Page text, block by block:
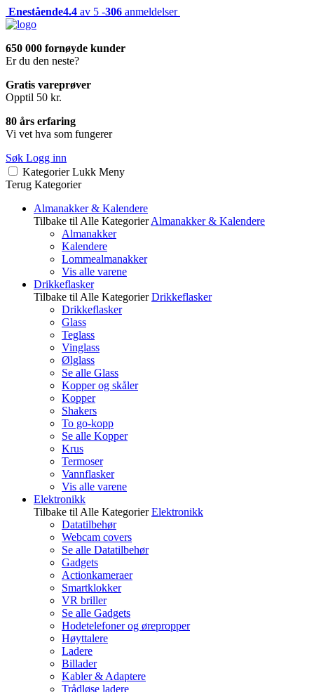
Enestående4.4 av 5 -306 anmeldelser
650 000 fornøyde kunder
Er du den neste?
Gratis vareprøver
Opptil 50 kr.
80 års erfaring
Vi vet hva som fungerer
Søk Logg inn
Kategorier Lukk Meny
Terug Kategorier
Almanakker & Kalendere
Tilbake til Alle Kategorier Almanakker & Kalendere
Almanakker
Kalendere
Lommealmanakker
Vis alle varene
Drikkeflasker
Tilbake til Alle Kategorier Drikkeflasker
Drikkeflasker
Glass
Teglass
Vinglass
Ølglass
Se alle Glass
Kopper og skåler
Kopper
Shakers
To go-kopp
Se alle Kopper
Krus
Termoser
Vannflasker
Vis alle varene
Elektronikk
Tilbake til Alle Kategorier Elektronikk
Datatilbehør
Webcam covers
Se alle Datatilbehør
Gadgets
Actionkameraer
Smartklokker
VR briller
Se alle Gadgets
Hodetelefoner og ørepropper
Høyttalere
Ladere
Billader
Kabler & Adaptere
Trådløse ladere